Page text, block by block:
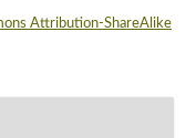
Attribution-ShareAlike